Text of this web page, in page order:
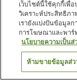
สิ่งอำนวยความสะ
ที่จอดรถ
สปา/บิวตี้ซาลอน
Hotel City Inn
เว็บไซต์นี้ใช้คุกกี้เพื่
วิเคราะห์ประสิทธิภ
เรายังแบ่งปันข้อมูลก
การโฆษณาและพาร์
นโยบายความเป็นส่
ห้ามขายข้อมูลส่